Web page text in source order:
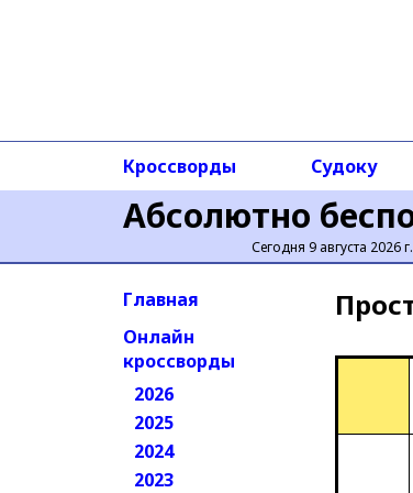
Абсолютно
Сегодня 9 августа 2026
Кроссворды Судоку
Главная
Онлайн
кроссворды
2026
2025
2024
2023